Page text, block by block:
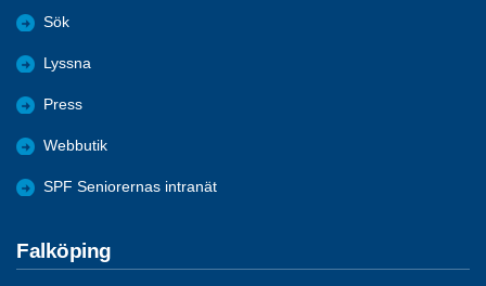
Sök
Lyssna
Press
Webbutik
SPF Seniorernas intranät
Falköping